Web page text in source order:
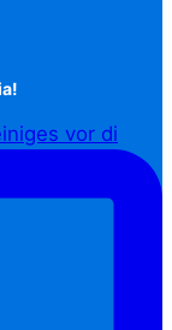
vor di